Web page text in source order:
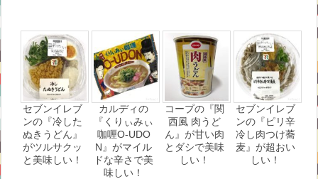
セブンイレブ
ンの『冷した
ぬきうどん』
がツルサクッ
と美味しい！
カルディの
『くりぃみぃ
咖喱O-UDO
N』がマイル
ドな辛さで美
味しい！
コープの『関
西風 肉うど
ん』が甘い肉
とダシで美味
しい！
セブンイレブ
ンの『ピリ辛
冷し肉つけ蕎
麦』が超おい
しい！